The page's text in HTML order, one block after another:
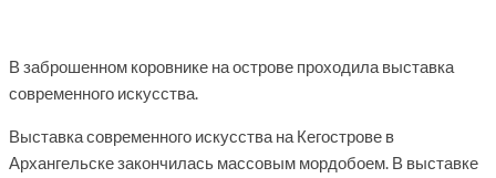
В заброшенном коровнике на острове проходила выставка
современного искусства.
Выставка современного искусства на Кегострове в
Архангельске закончилась массовым мордобоем. В выставке